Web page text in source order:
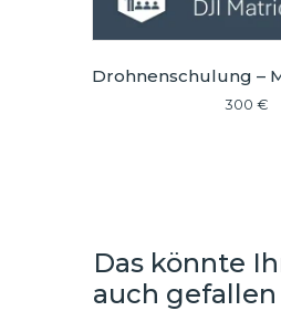
Drohnenschulung –
300€
Das könnte
auch